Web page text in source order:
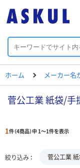
ホーム メーカー名
菅公工業 紙袋/手
1件（4商品）中 1～1件を表示
絞り込み 菅公工業